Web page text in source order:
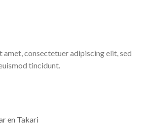
amet, consectetuer adipiscing elit, sed
tincidunt.
en Takari